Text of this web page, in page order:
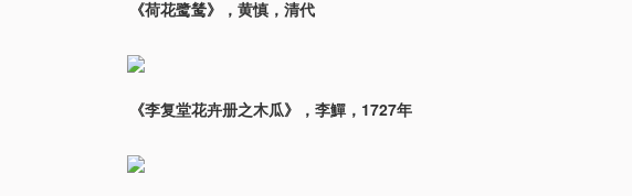
《荷花鹭鸶》，黄慎，清代
《李复堂花卉册之木瓜》，李鱓，1727年